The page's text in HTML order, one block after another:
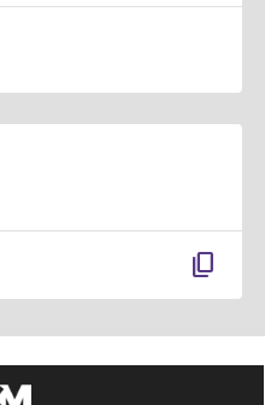
content_copy